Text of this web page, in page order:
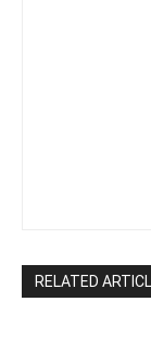
RELATED